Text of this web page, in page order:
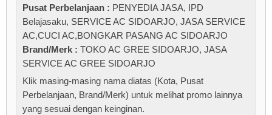
Pusat Perbelanjaan : PENYEDIA JASA, IPD
Belajasaku, SERVICE AC SIDOARJO, JASA SERVICE
AC,CUCI AC,BONGKAR PASANG AC SIDOARJO
Brand/Merk : TOKO AC GREE SIDOARJO, JASA
SERVICE AC GREE SIDOARJO
Klik masing-masing nama diatas (Kota, Pusat
Perbelanjaan, Brand/Merk) untuk melihat promo lainnya
yang sesuai dengan keinginan.